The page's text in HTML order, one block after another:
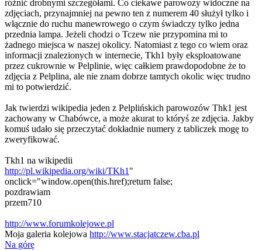
różnić drobnymi szczegółami. Co ciekawe parowozy widoczne na
zdjęciach, przynajmniej na pewno ten z numerem 40 służył tylko i
włącznie do ruchu manewrowego o czym świadczy tylko jedna
przednia lampa. Jeżeli chodzi o Tczew nie przypomina mi to
żadnego miejsca w naszej okolicy. Natomiast z tego co wiem oraz
informacji znalezionych w internecie, Tkh1 były eksploatowane
przez cukrownie w Pelplinie, więc całkiem prawdopodobne że to
zdjęcia z Pelplina, ale nie znam dobrze tamtych okolic więc trudno
mi to potwierdzić.
Jak twierdzi wikipedia jeden z Pelplińskich parowozów Thk1 jest
zachowany w Chabówce, a może akurat to któryś ze zdjęcia. Jakby
komuś udało się przeczytać dokładnie numery z tabliczek mogę to
zweryfikować.
Tkh1 na wikipedii
http://pl.wikipedia.org/wiki/TKh1 "
onclick="window.open(this.href);return false;
pozdrawiam
przem710
http://www.forumkolejowe.pl
Moja galeria kolejowa http://www.stacjatczew.cba.pl
Na górę